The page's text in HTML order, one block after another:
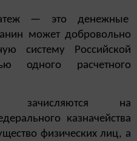
— это денежные
может добровольно
систему Российской
одного расчетного
зачисляются на
казначейства
физических лиц, а